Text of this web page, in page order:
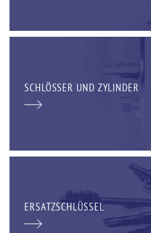
SCHLÖSSER UND ZYLINDER
ERSATZSCHLÜSSEL